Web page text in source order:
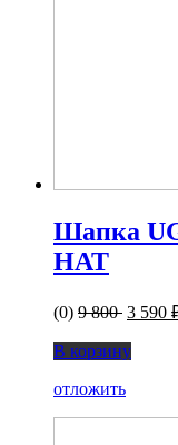
Шапка
HAT
(0) 9 800 3 590
В корзину
отложить